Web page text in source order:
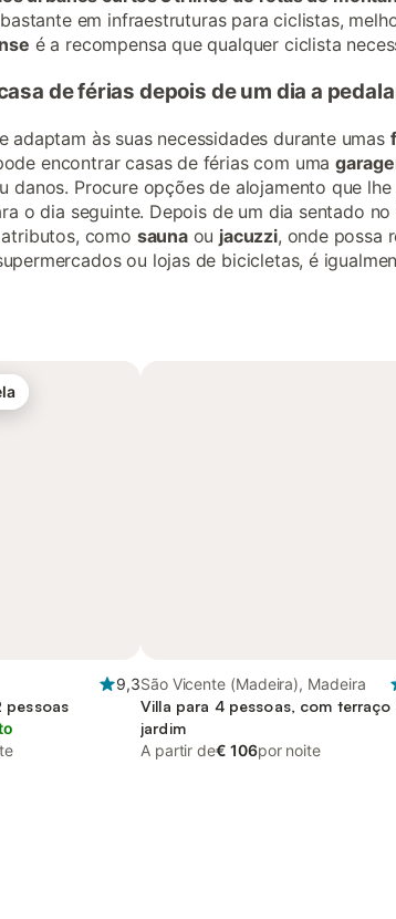
em infraestruturas para ciclistas,
é a recompensa que qualquer ciclista
de férias depois de um dia a
adaptam às suas necessidades durante umas
encontrar casas de férias com uma
Procure opções de alojamento que
o dia seguinte. Depois de um dia sentado
como saunaou jacuzzi, onde possa
ou lojas de bicicletas, é
9,3
pessoas
São Vicente (Madeira), Madeira
Villa para 4 pessoas, com terraço
jardim
A partir de€ 106por noite